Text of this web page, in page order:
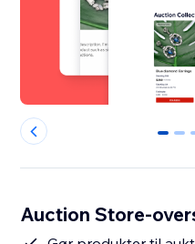
0 1
Auction Store-